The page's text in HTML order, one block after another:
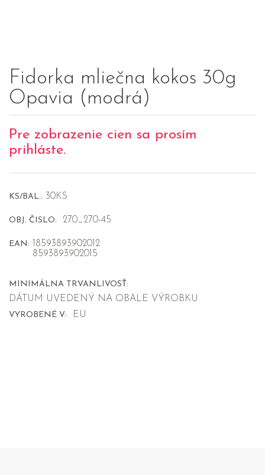
Fidorka mliečna kokos 30g
Opavia (modrá)
Pre zobrazenie cien sa prosím
prihláste.
KS/BAL.: 30KS
OBJ. ČISLO: 270_270-45
EAN: 18593893902012
8593893902015
MINIMÁLNA TRVANLIVOSŤ:
DÁTUM UVEDENÝ NA OBALE VÝROBKU
VYROBENÉ V: EU